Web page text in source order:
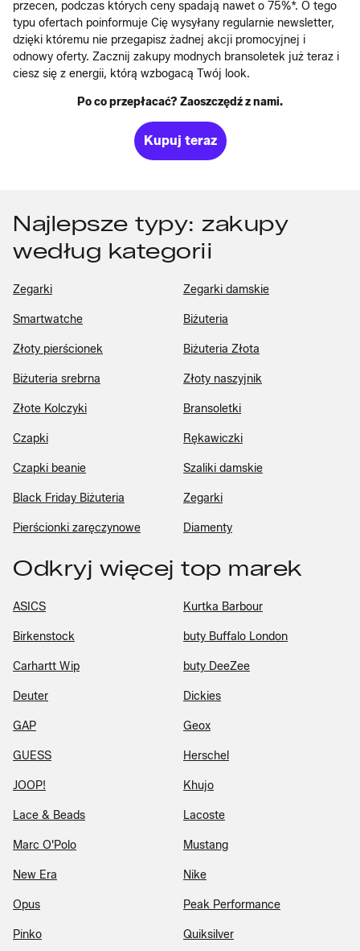
przecen, podczas których ceny spadają nawet o 75%*. O tego
typu ofertach poinformuje Cię wysyłany regularnie newsletter,
dzięki któremu nie przegapisz żadnej akcji promocyjnej i
odnowy oferty. Zacznij zakupy modnych bransoletek już teraz i
ciesz się z energii, którą wzbogacą Twój look.
Po co przepłacać? Zaoszczędź z nami.
Kupuj teraz
Najlepsze typy: zakupy
według kategorii
Zegarki Zegarki damskie
Smartwatche Biżuteria
Złoty pierścionek Biżuteria Złota
Biżuteria srebrna Złoty naszyjnik
Złote Kolczyki Bransoletki
Czapki Rękawiczki
Czapki beanie Szaliki damskie
Black Friday Biżuteria Zegarki
Pierścionki zaręczynowe Diamenty
Odkryj więcej top marek
ASICS Kurtka Barbour
Birkenstock buty Buffalo London
Carhartt Wip buty DeeZee
Deuter Dickies
GAP Geox
GUESS Herschel
JOOP! Khujo
Lace & Beads Lacoste
Marc O'Polo Mustang
New Era Nike
Opus Peak Performance
Pinko Quiksilver